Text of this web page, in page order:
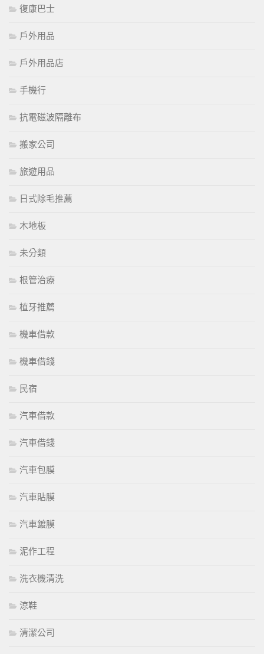
復康巴士
戶外用品
戶外用品店
手機行
抗電磁波隔離布
搬家公司
旅遊用品
日式除毛推薦
木地板
未分類
根管治療
植牙推薦
機車借款
機車借錢
民宿
汽車借款
汽車借錢
汽車包膜
汽車貼膜
汽車鍍膜
泥作工程
洗衣機清洗
涼鞋
清潔公司